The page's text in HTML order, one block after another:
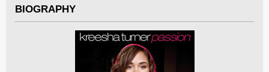
BIOGRAPHY